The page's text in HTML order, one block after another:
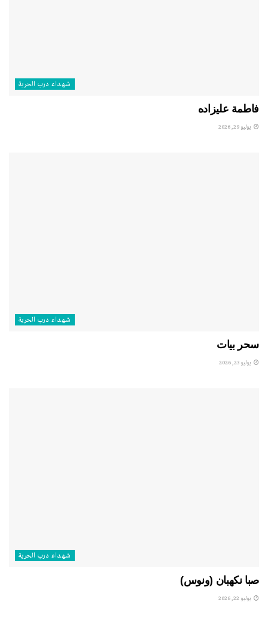
شهداء درب الحرية
فاطمة عليزاده
يوليو 29, 2026
شهداء درب الحرية
سحر بيات
يوليو 23, 2026
شهداء درب الحرية
صبا نكهبان (ونوس)
يوليو 22, 2026